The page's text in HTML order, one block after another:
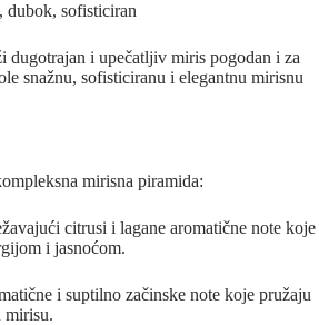
dubok, sofisticiran
dugotrajan i upečatljiv miris pogodan i za
snažnu, sofisticiranu i elegantnu mirisnu
mirisna piramida:
citrusi i lagane aromatične note koje
i jasnoćom.
i suptilno začinske note koje pružaju
mirisu.